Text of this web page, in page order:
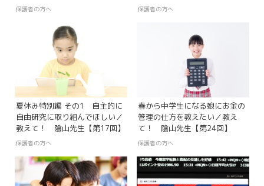
保護者の方へ 保護者の方へ
夏休み特別編 その1 自主的に
自由研究に取り組んでほしい／
教えて！ 陰山先生【第17回】
保護者の方へ
春から中学生になる娘にお金の
管理の仕方を教えたい／教え
て！ 陰山先生【第24回】
保護者の方へ